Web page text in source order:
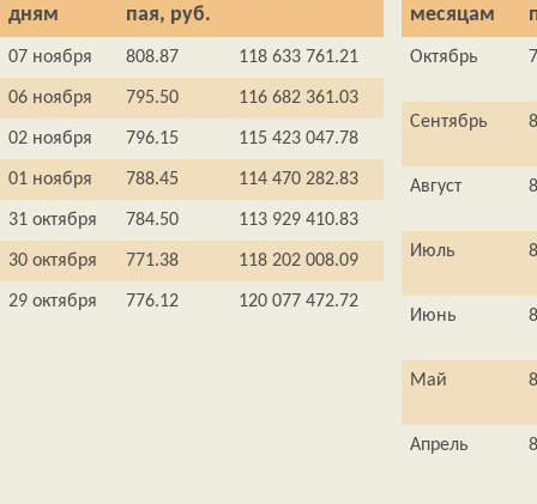
дням
пая, руб.
07 ноября 808.87 118 633 761.21
06 ноября 795.50 116 682 361.03
02 ноября 796.15 115 423 047.78
01 ноября 788.45 114 470 282.83
31 октября 784.50 113 929 410.83
30 октября 771.38 118 202 008.09
29 октября 776.12 120 077 472.72
месяцам
Октябрь
Сентябрь
Август
Июль
Июнь
Май
Апрель